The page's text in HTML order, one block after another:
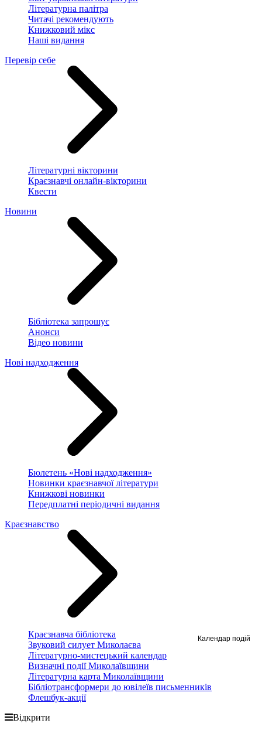
Літературна палітра
Читачі рекомендують
Книжковий мікс
Наші видання
Перевір себе
Літературні вікторини
Краєзнавчі онлайн-вікторини
Квести
Новини
Бібліотека запрошує
Анонси
Відео новини
Нові надходження
Бюлетень «Нові надходження»
Новинки краєзнавчої літератури
Книжкові новинки
Передплатні періодичні видання
Краєзнавство
Краєзнавча бібліотека
Звуковий силует Миколаєва
Літературно-мистецький календар
Визначні події Миколаївщини
Літературна карта Миколаївщини
Бібліотрансформери до ювілеїв письменників
Флешбук-акції
Відкрити
Календар подій